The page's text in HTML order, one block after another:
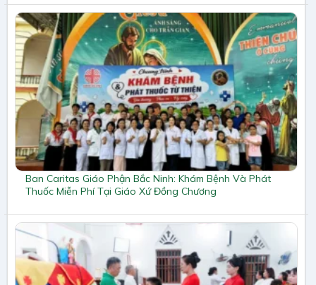
Ban Caritas Giáo Phận Bắc Ninh: Khám Bệnh Và Phát
Thuốc Miễn Phí Tại Giáo Xứ Đồng Chương